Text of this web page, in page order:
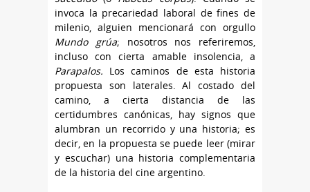
invoca la precariedad laboral de fines de
milenio, alguien mencionará con orgullo
Mundo grúa; nosotros nos referiremos,
incluso con cierta amable insolencia, a
Parapalos. Los caminos de esta historia
propuesta son laterales. Al costado del
camino, a cierta distancia de las
certidumbres canónicas, hay signos que
alumbran un recorrido y una historia; es
decir, en la propuesta se puede leer (mirar
y escuchar) una historia complementaria
de la historia del cine argentino.